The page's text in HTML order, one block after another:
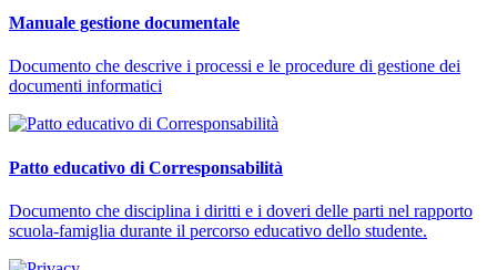
Manuale gestione documentale
Documento che descrive i processi e le procedure di gestione dei
documenti informatici
Patto educativo di Corresponsabilità
Documento che disciplina i diritti e i doveri delle parti nel rapporto
scuola-famiglia durante il percorso educativo dello studente.